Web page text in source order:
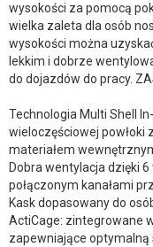
wysokości za pomocą
wielka zaleta dla osób
wysokości można
lekkim i dobrze
do dojazdów do pracy.
Technologia Multi Shell
wieloczęściowej powłoki
materiałem
Dobra wentylacja dzięki
połączonym kanałami
Kask dopasowany do
ActiCage: zintegrowane
zapewniające optymalną